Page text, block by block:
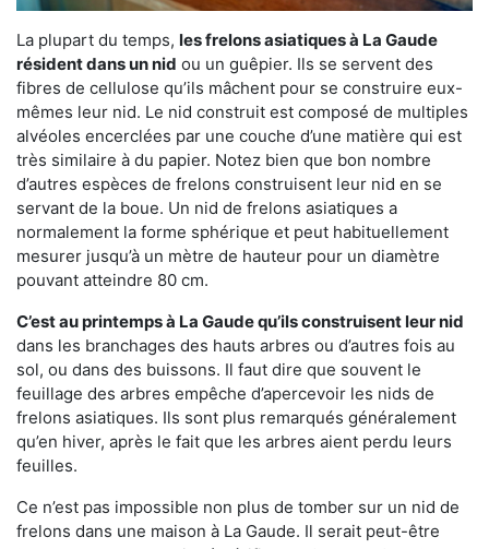
La plupart du temps, les frelons asiatiques à La Gaude
résident dans un nid ou un guêpier. Ils se servent des
fibres de cellulose qu’ils mâchent pour se construire eux-
mêmes leur nid. Le nid construit est composé de multiples
alvéoles encerclées par une couche d’une matière qui est
très similaire à du papier. Notez bien que bon nombre
d’autres espèces de frelons construisent leur nid en se
servant de la boue. Un nid de frelons asiatiques a
normalement la forme sphérique et peut habituellement
mesurer jusqu’à un mètre de hauteur pour un diamètre
pouvant atteindre 80 cm.
C’est au printemps à La Gaude qu’ils construisent leur nid
dans les branchages des hauts arbres ou d’autres fois au
sol, ou dans des buissons. Il faut dire que souvent le
feuillage des arbres empêche d’apercevoir les nids de
frelons asiatiques. Ils sont plus remarqués généralement
qu’en hiver, après le fait que les arbres aient perdu leurs
feuilles.
Ce n’est pas impossible non plus de tomber sur un nid de
frelons dans une maison à La Gaude. Il serait peut-être